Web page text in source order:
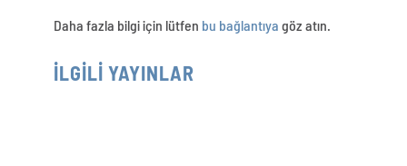
Daha fazla bilgi için lütfen bu bağlantıya göz atın.
İLGİLİ YAYINLAR